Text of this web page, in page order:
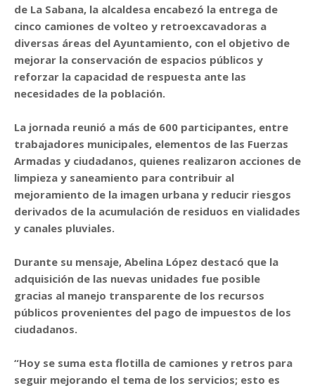
de La Sabana, la alcaldesa encabezó la entrega de
cinco camiones de volteo y retroexcavadoras a
diversas áreas del Ayuntamiento, con el objetivo de
mejorar la conservación de espacios públicos y
reforzar la capacidad de respuesta ante las
necesidades de la población.
La jornada reunió a más de 600 participantes, entre
trabajadores municipales, elementos de las Fuerzas
Armadas y ciudadanos, quienes realizaron acciones de
limpieza y saneamiento para contribuir al
mejoramiento de la imagen urbana y reducir riesgos
derivados de la acumulación de residuos en vialidades
y canales pluviales.
Durante su mensaje, Abelina López destacó que la
adquisición de las nuevas unidades fue posible
gracias al manejo transparente de los recursos
públicos provenientes del pago de impuestos de los
ciudadanos.
“Hoy se suma esta flotilla de camiones y retros para
seguir mejorando el tema de los servicios; esto es